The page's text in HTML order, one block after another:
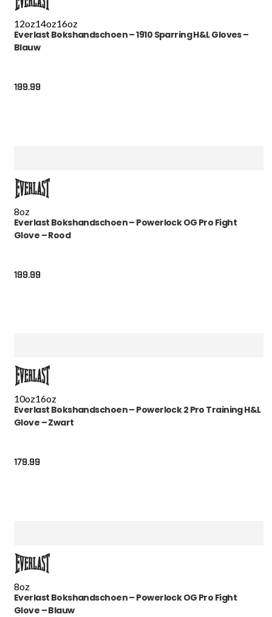
12oz14oz16oz
Everlast Bokshandschoen – 1910 Sparring H&L Gloves –
Blauw
199.99
8oz
Everlast Bokshandschoen – Powerlock OG Pro Fight
Glove – Rood
199.99
10oz16oz
Everlast Bokshandschoen – Powerlock 2 Pro Training H&L
Glove – Zwart
179.99
8oz
Everlast Bokshandschoen – Powerlock OG Pro Fight
Glove – Blauw